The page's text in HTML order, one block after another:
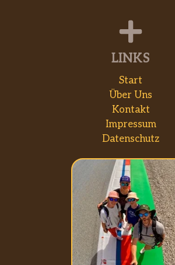
LINKS
Start
Über Uns
Kontakt
Impressum
Datenschutz